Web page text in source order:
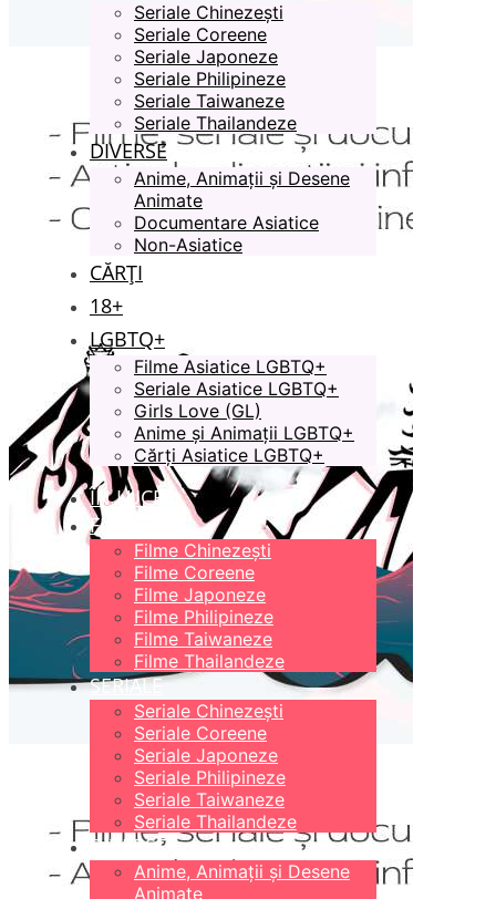
Seriale Chinezești
Seriale Coreene
Seriale Japoneze
Seriale Philipineze
Seriale Taiwaneze
Seriale Thailandeze
DIVERSE
Anime, Animații și Desene
Animate
Documentare Asiatice
Non-Asiatice
CĂRȚI
18+
LGBTQ+
Filme Asiatice LGBTQ+
Seriale Asiatice LGBTQ+
Girls Love (GL)
Anime și Animații LGBTQ+
Cărți Asiatice LGBTQ+
ÎN LUCRU
FILME
Filme Chinezești
Filme Coreene
Filme Japoneze
Filme Philipineze
Filme Taiwaneze
Filme Thailandeze
SERIALE
Seriale Chinezești
Seriale Coreene
Seriale Japoneze
Seriale Philipineze
Seriale Taiwaneze
Seriale Thailandeze
DIVERSE
Anime, Animații și Desene
Animate